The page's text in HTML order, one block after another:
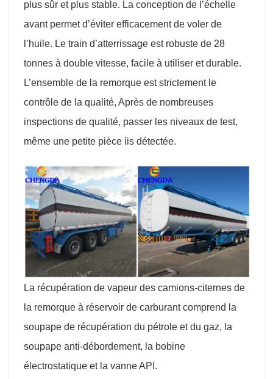
plus sûr et plus stable. La conception de l’échelle
avant permet d’éviter efficacement de voler de
l’huile. Le train d’atterrissage est robuste de 28
tonnes à double vitesse, facile à utiliser et durable.
L’ensemble de la remorque est strictement le
contrôle de la qualité, Après de nombreuses
inspections de qualité, passer les niveaux de test,
même une petite pièce iis détectée.
La récupération de vapeur des camions-citernes de
la remorque à réservoir de carburant comprend la
soupape de récupération du pétrole et du gaz, la
soupape anti-débordement, la bobine
électrostatique et la vanne API.